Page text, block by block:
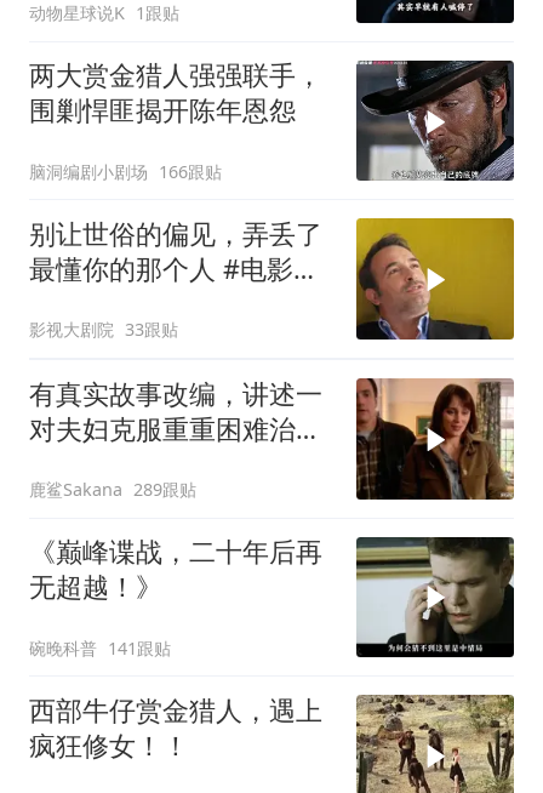
着5名追梦人奔赴3800米
深海
动物星球说K 1跟贴
两大赏金猎人强强联手，
围剿悍匪揭开陈年恩怨
脑洞编剧小剧场 166跟贴
别让世俗的偏见，弄丢了
最懂你的那个人 #电影解
影视大剧院 33跟贴
有真实故事改编，讲述一
对夫妇克服重重困难治疗
鹿鲨Sakana 289跟贴
《巅峰谍战，二十年后再
无超越！》
碗晚科普 141跟贴
西部牛仔赏金猎人，遇上
疯狂修女！！